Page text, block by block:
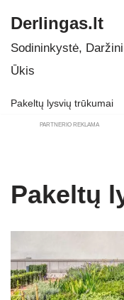
Skip
to
Derlingas.lt
Sodininkystė,
Ūkis
Pakeltų lysvių trūkumai
PARTNERIO REKLAMA
Pakeltų